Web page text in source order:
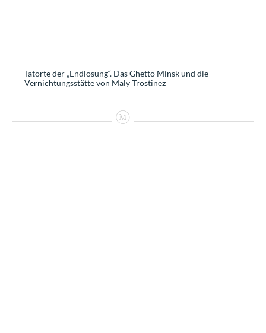
Tatorte der „Endlösung“. Das Ghetto Minsk und die
Vernichtungsstätte von Maly Trostinez